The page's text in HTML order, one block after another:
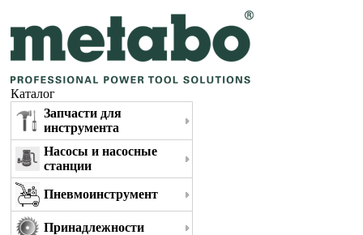
Каталог
Запчасти для
инструмента
Насосы и насосные
станции
Пневмоинструмент
Принадлежности